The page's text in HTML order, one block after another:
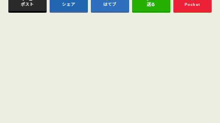
ポスト シェア はてブ 送る Pocket